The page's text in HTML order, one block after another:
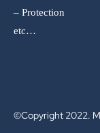
– Protection
etc…
©Copyright 2022.